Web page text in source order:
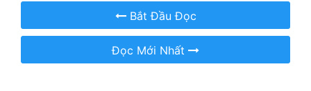
Mưu Mô
Bắt Đầu Đọc
Đọc Mới Nhất